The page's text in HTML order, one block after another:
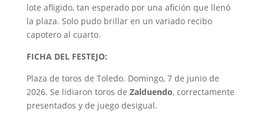
lote afligido, tan esperado por una afición que llenó
la plaza. Solo pudo brillar en un variado recibo
capotero al cuarto.
FICHA DEL FESTEJO:
Plaza de toros de Toledo. Domingo, 7 de junio de
2026. Se lidiaron toros de Zalduendo, correctamente
presentados y de juego desigual.